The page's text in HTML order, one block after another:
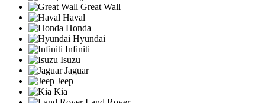
Great Wall
Haval
Honda
Hyundai
Infiniti
Isuzu
Jaguar
Jeep
Kia